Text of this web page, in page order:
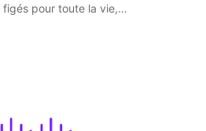
figés pour toute la vie,…